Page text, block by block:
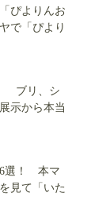
ぴよりんお
で「ぴより
ブリ、シ
示から本当
6選！ 本マ
見て「いた